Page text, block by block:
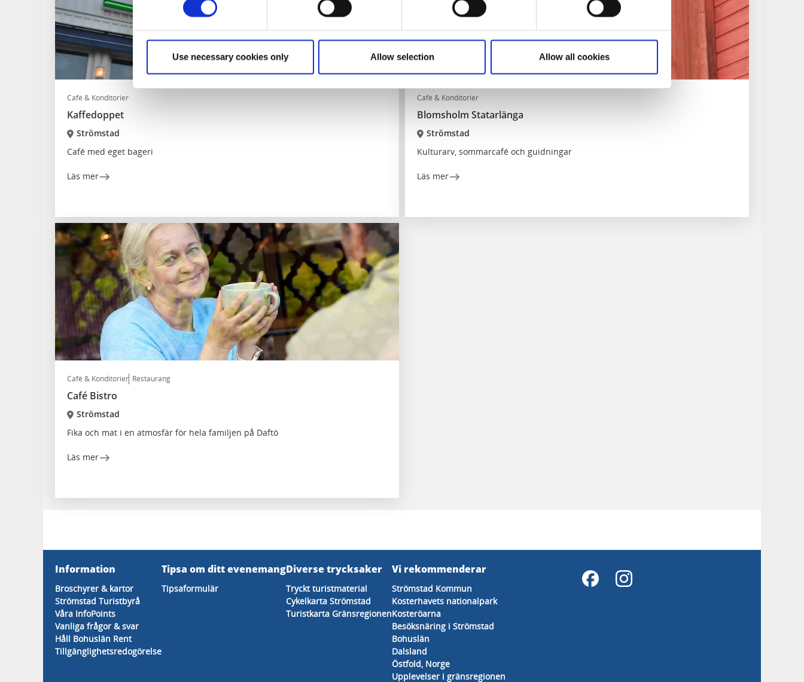
Use necessary cookies only Allow selection Allow all cookies
Café & Konditorier
Kaffedoppet
Strömstad
Café med eget bageri
Läs mer
Café & Konditorier
Blomsholm Statarlänga
Strömstad
Kulturarv, sommarcafé och guidningar
Läs mer
Café & Konditorier Restaurang
Café Bistro
Strömstad
Fika och mat i en atmosfär för hela familjen på Daftö
Läs mer
Information
Broschyrer & kartor
Strömstad Turistbyrå
Våra InfoPoints
Vanliga frågor & svar
Håll Bohuslän Rent
Tillgänglighetsredogörelse
Tipsa om ditt evenemang
Tipsaformulär
Diverse trycksaker
Tryckt turistmaterial
Cykelkarta Strömstad
Turistkarta Gränsregionen
Vi rekommenderar
Strömstad Kommun
Kosterhavets nationalpark
Kosteröarna
Besöksnäring i Strömstad
Bohuslän
Dalsland
Östfold, Norge
Upplevelser i gränsregionen